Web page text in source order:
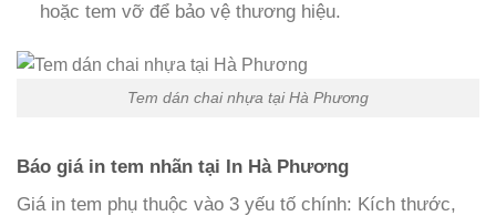
hoặc tem vỡ để bảo vệ thương hiệu.
Tem dán chai nhựa tại Hà Phương
Báo giá in tem nhãn tại In Hà Phương
Giá in tem phụ thuộc vào 3 yếu tố chính: Kích thước,